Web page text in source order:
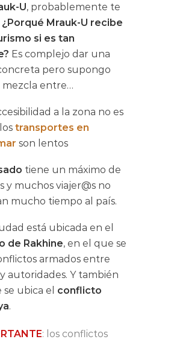
U, probablemente te
¿Porqué Mrauk-U recibe
si es tan
Es complejo dar una
pero supongo
mezcla entre…
a la zona no es
transportes en
son lentos
tiene un máximo de
y muchos viajer@s no
mucho tiempo al país.
está ubicada en el
de Rakhine, en el que se
armados entre
autoridades. Y también
ubica el conflicto
.
: los conflictos